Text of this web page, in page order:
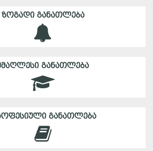
ᲖᲝᲒᲐᲓᲘ ᲒᲐᲜᲐᲗᲚᲔᲑᲐ
ᲒᲐᲜᲐᲗᲚᲔᲑᲐ
ᲒᲐᲜᲐᲗᲚᲔᲑᲐ